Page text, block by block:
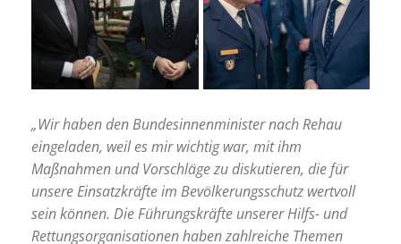
„Wir haben den Bundesinnenminister nach Rehau
eingeladen, weil es mir wichtig war, mit ihm
Maßnahmen und Vorschläge zu diskutieren, die für
unsere Einsatzkräfte im Bevölkerungsschutz wertvoll
sein können. Die Führungskräfte unserer Hilfs- und
Rettungsorganisationen haben zahlreiche Themen